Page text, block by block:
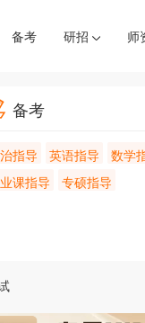
备考 研招 师
备考
指导 英语指导
数学
课指导
专硕指导